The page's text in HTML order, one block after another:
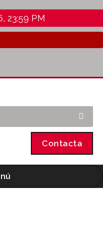
23:59 PM
Contacta